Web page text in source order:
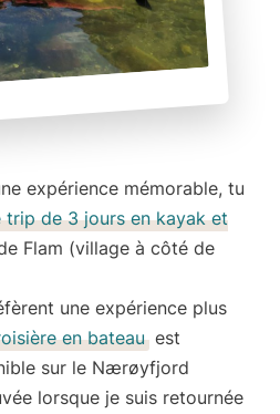
expérience mémorable, tu
trip de3 jours en kayaket
Flam (village à côté de
une expérience plus
en bateau est
sur le Nærøyfjord
lorsque je suis retournée